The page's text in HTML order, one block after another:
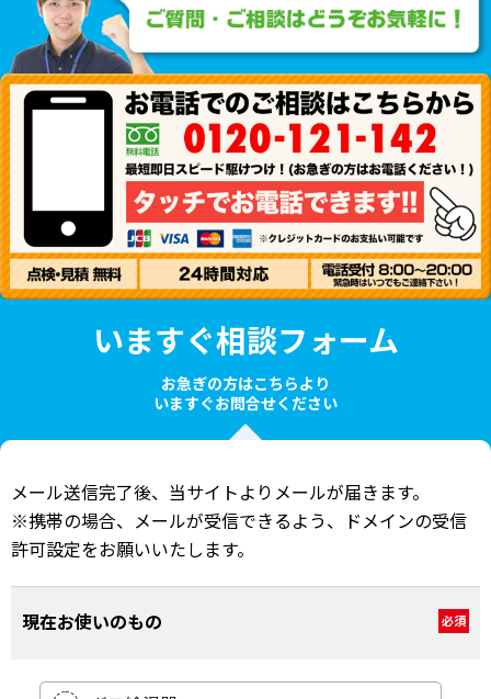
いますぐ相談フォーム
お急ぎの方はこちらより
いますぐお問合せください
メール送信完了後、当サイトよりメールが届きます。
※携帯の場合、メールが受信できるよう、ドメインの受信
許可設定をお願いいたします。
現在お使いのもの 必須